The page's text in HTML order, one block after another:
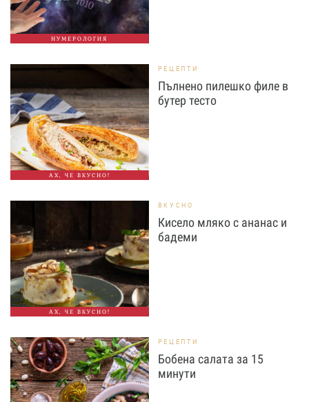
НУМЕРОЛОГИЯ
АХ, ЧЕ ВКУСНО!
РЕЦЕПТИ
Пълнено пилешко филе в
бутер тесто
АХ, ЧЕ ВКУСНО!
ВКУСНО
Кисело мляко с ананас и
бадеми
РЕЦЕПТИ
Бобена салата за 15
минути